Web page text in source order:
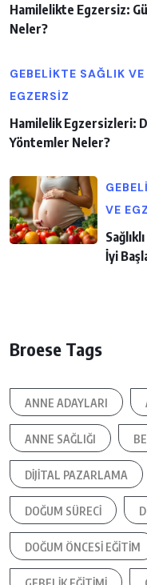
Hamilelikte Egzersiz:
Neler?
GEBELIKTE SAĞLIK VE
EGZERSIZ
Hamilelik Egzersizleri:
Yöntemler Neler?
VE
İyi
Broese Tags
ANNE ADAYLARI
ANNE SAĞLIĞI
DIJITAL PAZARLAMA
DOĞUM SÜRECI
DOĞUM ÖNCESI EĞITIM